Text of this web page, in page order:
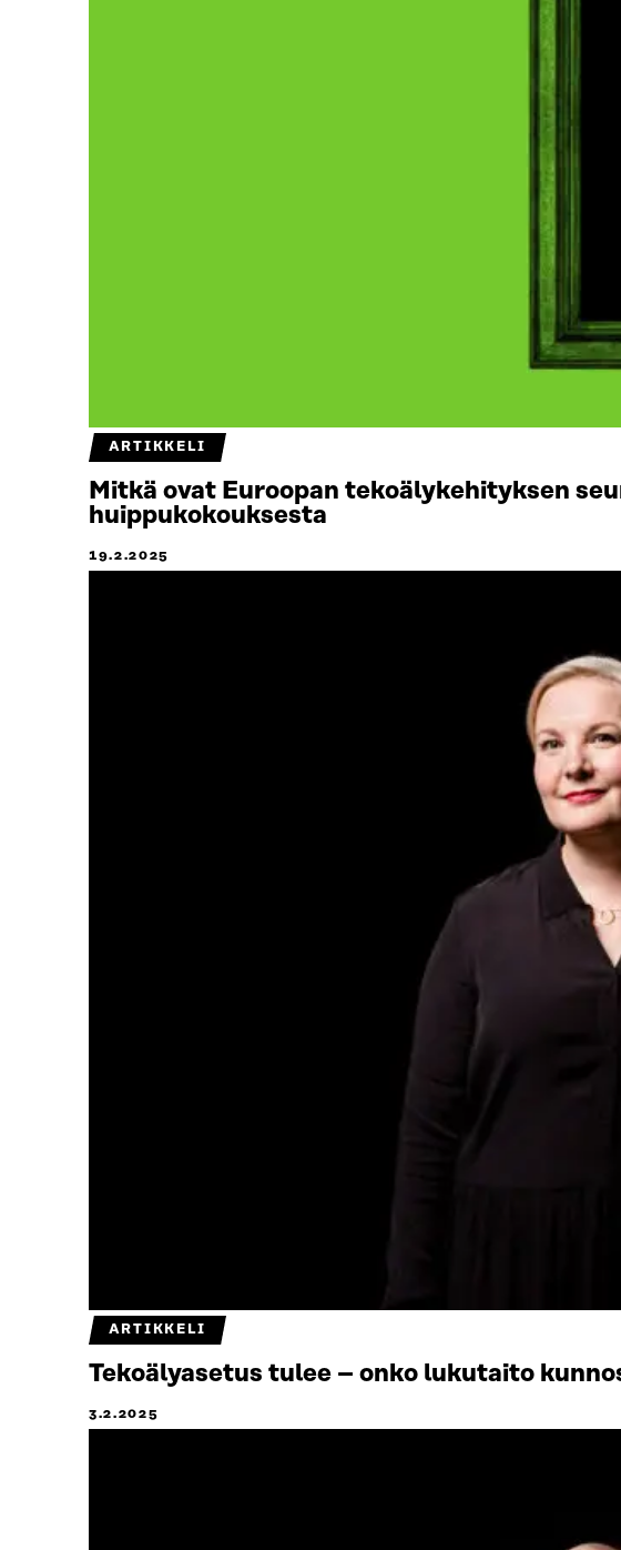
ARTIKKELI
Mitkä ovat Euroopan tekoälykehityksen
huippukokouksesta
19.2.2025
ARTIKKELI
Tekoälyasetus tulee – onko lukutaito
3.2.2025